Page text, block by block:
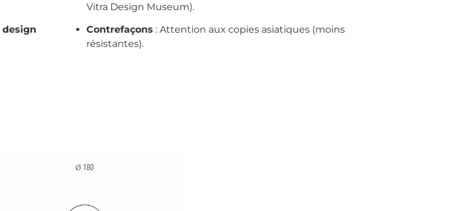
design
Vitra Design Museum).
Contrefaçons : Attention aux copies asiatiques (moins
résistantes).